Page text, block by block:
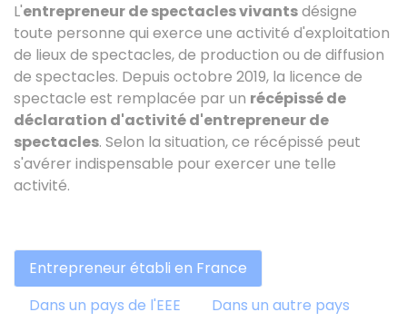
L'entrepreneur de spectacles vivantsdésigne
toute personne qui exerce une activité d'exploitation
de lieux de spectacles, de production ou de diffusion
de spectacles. Depuis octobre 2019, la licence de
spectacle est remplacée par un récépissé de
déclaration d'activité d'entrepreneur de
spectacles. Selon la situation, ce récépissé peut
s'avérer indispensable pour exercer une telle
activité.
Entrepreneur établi en France
Dans un pays de l'EEE
Dans un autre pays